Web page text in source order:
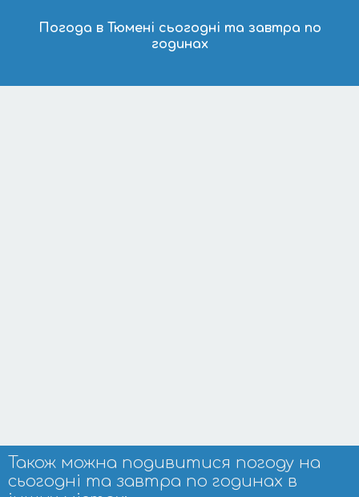
Погода в Тюмені сьогодні та завтра по
годинах
Також можна подивитися погоду на
сьогодні та завтра по годинах в